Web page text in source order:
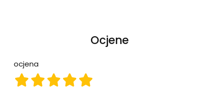
Ocjene
ocjena
ocjena 5
ocjena 4
ocjena 3
ocjena 2
ocjena 1